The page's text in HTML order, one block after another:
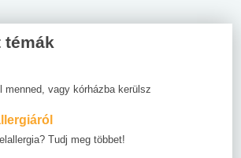
témák
menned, vagy kórházba kerülsz
Tudj meg többet!